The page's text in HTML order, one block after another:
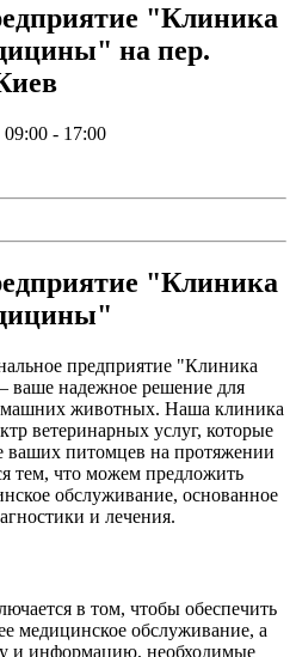
"Клиника
на пер.
- 17:00
"Клиника
предприятие "Клиника
надежное решение для
животных. Наша клиника
ветеринарных услуг, которые
ваших питомцев на протяжении
тем, что можем предложить
обслуживание, основанное
и лечения.
в том, чтобы обеспечить
медицинское обслуживание, а
и информацию, необходимые